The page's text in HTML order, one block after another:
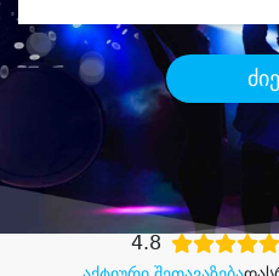
შეიძინე
დიდი
4.8